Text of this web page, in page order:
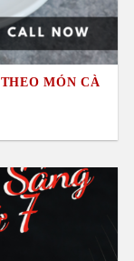
MÓN CÀ